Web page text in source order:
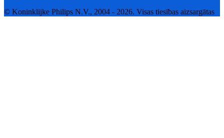
© Koninklijke Philips N.V., 2004 - 2026. Visas tiesības aizsargātas